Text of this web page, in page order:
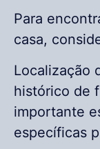
Para
casa,
Localização
histórico de
importante
específicas